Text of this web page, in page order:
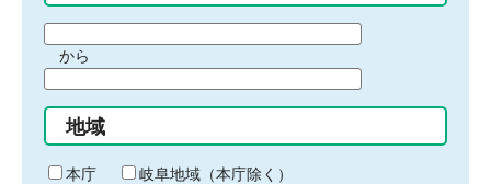
間
始
り
から
間
終
わ
地域
本庁
岐阜地域（本庁除く）